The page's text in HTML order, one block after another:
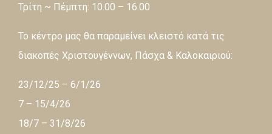
Τρίτη ~ Πέμπτη: 10.00 – 16.00
Το κέντρο μας θα παραμείνει κλειστό κατά τις
διακοπές Χριστουγέννων, Πάσχα & Καλοκαιριού:
23/12/25 – 6/1/26
7 – 15/4/26
18/7 – 31/8/26